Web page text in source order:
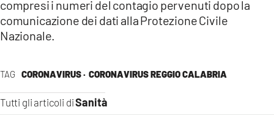
TAG CORONAVIRUS · CORONAVIRUS REGGIO CALABRIA
Tutti gli articoli diSanità
compresi i numeri del contagio pervenuti dopo la
comunicazione dei dati alla Protezione Civile
Nazionale.